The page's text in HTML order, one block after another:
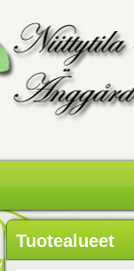
Tuotealueet